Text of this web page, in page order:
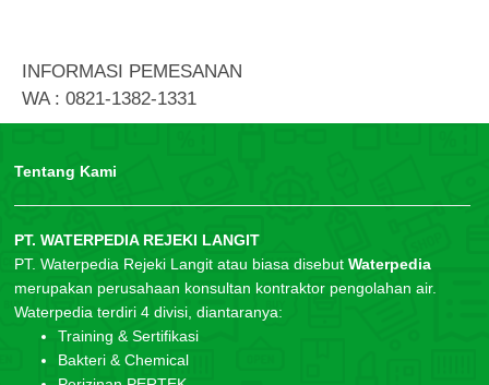
INFORMASI PEMESANAN
WA : 0821-1382-1331
Tentang Kami
PT. WATERPEDIA REJEKI LANGIT
PT. Waterpedia Rejeki Langit atau biasa disebut Waterpedia
merupakan perusahaan konsultan kontraktor pengolahan air.
Waterpedia terdiri 4 divisi, diantaranya:
Training & Sertifikasi
Bakteri & Chemical